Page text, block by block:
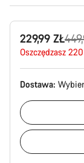
229,99 ZŁ
Oryginalna
cena
Oszczędzasz
Dostawa: